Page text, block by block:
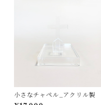
小さなチャペル_アクリル製